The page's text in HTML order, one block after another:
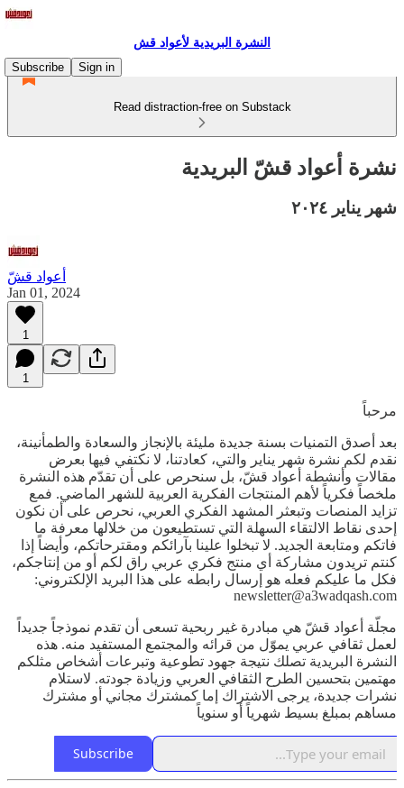
النشرة البريدية لأعواد قش
Subscribe
Sign in
Read distraction-free on Substack
نشرة أعواد قشّ البريدية
شهر يناير ٢٠٢٤
أعواد قشّ
Jan 01, 2024
1
1
مرحباً
بعد أصدق التمنيات بسنة جديدة مليئة بالإنجاز والسعادة والطمأنينة،
نقدم لكم نشرة شهر يناير والتي، كعادتنا، لا نكتفي فيها بعرض
مقالات وأنشطة أعواد قشّ، بل سنحرص على أن تقدّم هذه النشرة
ملخصاً فكرياً لأهم المنتجات الفكرية العربية للشهر الماضي. فمع
تزايد المنصات وتبعثر المشهد الفكري العربي، نحرص على أن نكون
إحدى نقاط الالتقاء السهلة التي تستطيعون من خلالها معرفة ما
فاتكم ومتابعة الجديد. لا تبخلوا علينا بآرائكم ومقترحاتكم، وأيضاً إذا
كنتم تريدون مشاركة أي منتج فكري عربي راق لكم أو من إنتاجكم،
فكل ما عليكم فعله هو إرسال رابطه على هذا البريد الإلكتروني:
newsletter@a3wadqash.com
مجلّة أعواد قشّ هي مبادرة غير ربحية تسعى أن تقدم نموذجاً جديداً
لعمل ثقافي عربي يموّل من قرائه والمجتمع المستفيد منه. هذه
النشرة البريدية تصلك نتيجة جهود تطوعية وتبرعات أشخاص مثلكم
مهتمين بتحسين الطرح الثقافي العربي وزيادة جودته. لاستلام
نشرات جديدة، يرجى الاشتراك إما كمشترك مجاني أو مشترك
مساهم بمبلغ بسيط شهرياً أو سنوياً
Subscribe